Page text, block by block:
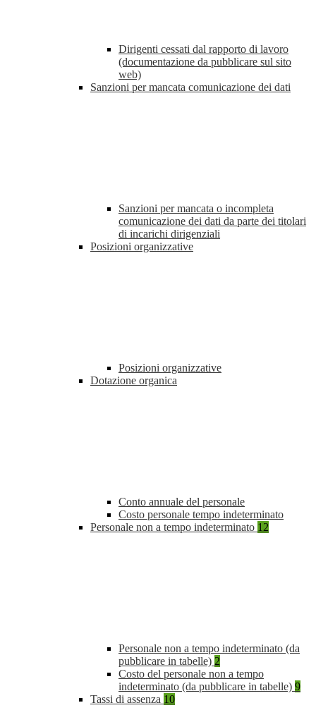
Dirigenti cessati dal rapporto di lavoro
(documentazione da pubblicare sul sito
web)
Sanzioni per mancata comunicazione dei dati
Sanzioni per mancata o incompleta
comunicazione dei dati da parte dei titolari
di incarichi dirigenziali
Posizioni organizzative
Posizioni organizzative
Dotazione organica
Conto annuale del personale
Costo personale tempo indeterminato
Personale non a tempo indeterminato 12
Personale non a tempo indeterminato (da
pubblicare in tabelle) 2
Costo del personale non a tempo
indeterminato (da pubblicare in tabelle) 9
Tassi di assenza 10